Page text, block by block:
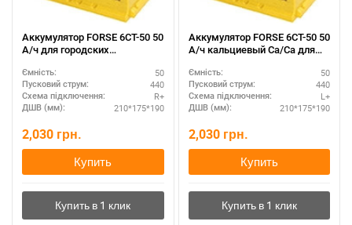
Аккумулятор FORSE 6СТ-50 50
А/ч для городских
Ємність: 50
Пусковий струм: 440
Схема підключення: R+
ДШВ (мм): 210*175*190
2,030 грн.
Купить
Аккумулятор FORSE 6СТ-50 50
А/ч кальциевый Ca/Ca для
Ємність: 50
Пусковий струм: 440
Схема підключення: L+
ДШВ (мм): 210*175*190
2,030 грн.
Купить